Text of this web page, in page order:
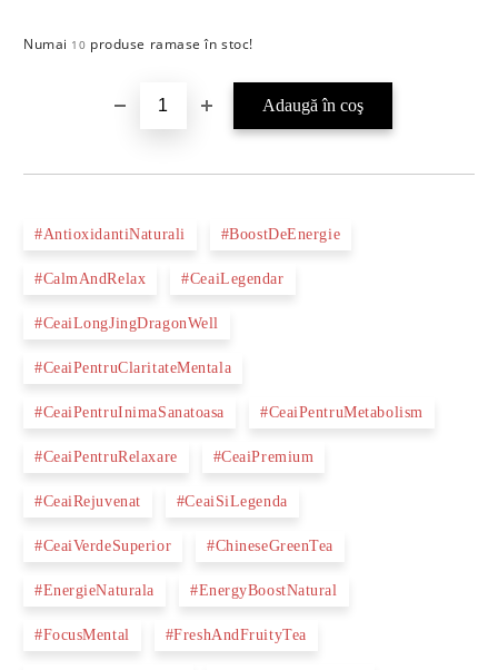
Numai 10 produse ramase în stoc!
#AntioxidantiNaturali #BoostDeEnergie
#CalmAndRelax #CeaiLegendar
#CeaiLongJingDragonWell
#CeaiPentruClaritateMentala
#CeaiPentruInimaSanatoasa #CeaiPentruMetabolism
#CeaiPentruRelaxare #CeaiPremium
#CeaiRejuvenat #CeaiSiLegenda
#CeaiVerdeSuperior #ChineseGreenTea
#EnergieNaturala #EnergyBoostNatural
#FocusMental #FreshAndFruityTea